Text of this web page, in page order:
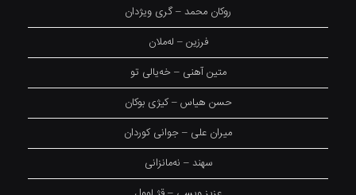
روکان محمد – گری ویژدان
فرزین – لەملان
متین آهنی – خەیالی تو
حسن هیاس – کیژی بوکان
میران علی – جوانی کوردان
سهند – نەمانزانی